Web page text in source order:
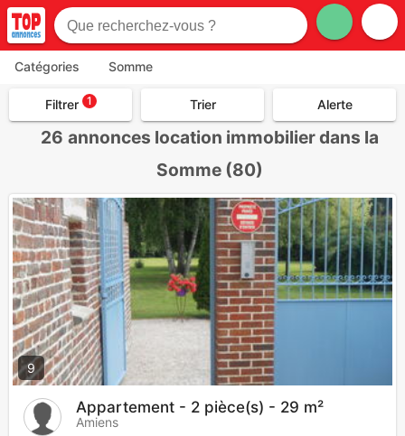
Catégories Somme
Filtrer 1 Trier Alerte
26 annonces location immobilier dans la
Somme (80)
9
Appartement - 2 pièce(s) - 29 m²
Amiens